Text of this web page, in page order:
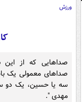
ورزش
صداهایی که از این
صداهای معمولی یک
سه یا حسین، یک دو
مهدی ".